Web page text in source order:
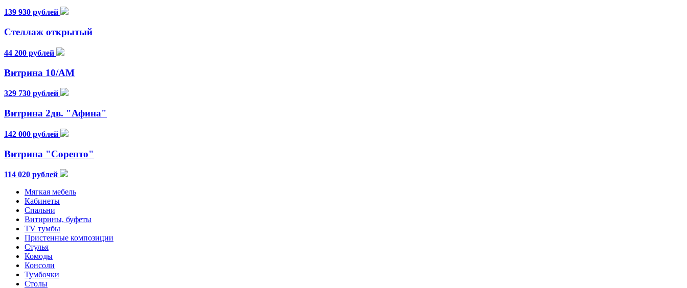
139 930 рублей
Стеллаж открытый
44 200 рублей
Витрина 10/АМ
329 730 рублей
Витрина 2дв. "Афина"
142 000 рублей
Витрина "Соренто"
114 020 рублей
Мягкая мебель
Кабинеты
Спальни
Витирины, буфеты
TV тумбы
Пристенные композиции
Стулья
Комоды
Консоли
Тумбочки
Столы